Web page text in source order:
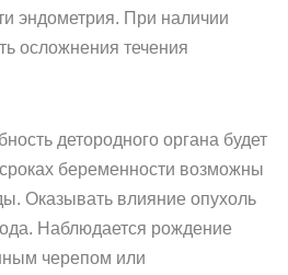
эндометрия. При наличии
осложнения течения
детородного органа будет
беременности возможны
Оказывать влияние опухоль
Наблюдается рождение
черепом или